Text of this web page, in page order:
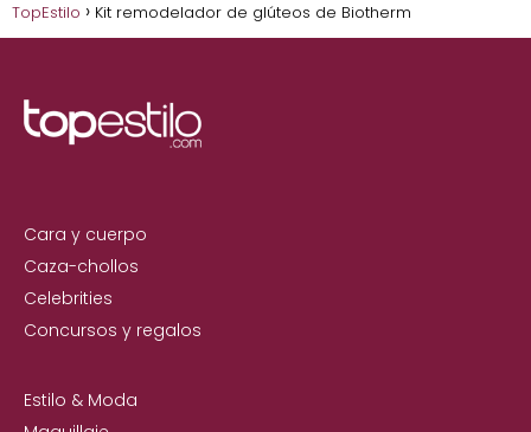
TopEstilo Kit remodelador de glúteos de Biotherm
Cara y cuerpo
Caza-chollos
Celebrities
Concursos y regalos
Estilo & Moda